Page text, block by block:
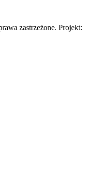
zastrzeżone. Projekt: